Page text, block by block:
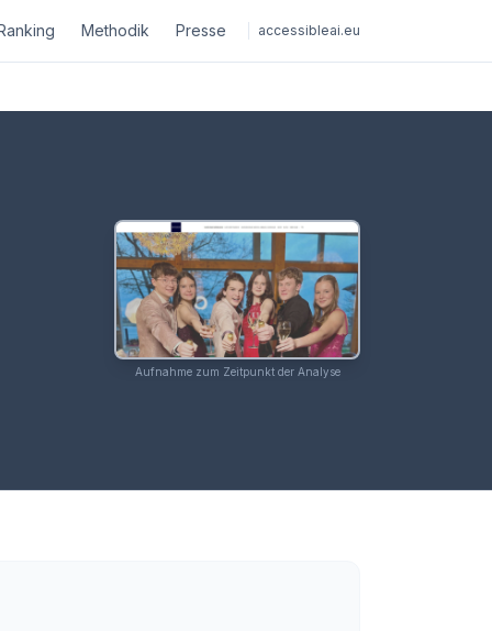
Methodik Presse accessibleai.eu
Aufnahme zum Zeitpunkt der Analyse